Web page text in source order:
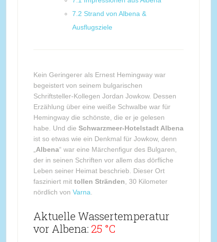
7.2 Strand von Albena &
Ausflugsziele
Kein Geringerer als Ernest Hemingway war
begeistert von seinem bulgarischen
Schriftsteller-Kollegen Jordan Jowkow. Dessen
Erzählung über eine weiße Schwalbe war für
Hemingway die schönste, die er je gelesen
habe. Und die Schwarzmeer-Hotelstadt Albena
ist so etwas wie ein Denkmal für Jowkow, denn
Albena“ war eine Märchenfigur des Bulgaren,
der in seinen Schriften vor allem das dörfliche
Leben seiner Heimat beschrieb. Dieser Ort
fasziniert mit tollen Stränden , 30 Kilometer
nördlich von Varna
Aktuelle Wassertemperatur
vor Albena: 25 °C